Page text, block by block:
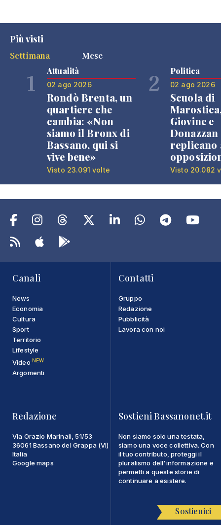
Più visti
Settimana
Mese
1 Attualità
02 ago 2026
Rondò Brenta, un
quartiere che
cambia: «Non
siamo il Bronx di
Bassano, qui si
vive bene»
Visto 23.091 volte
2 Politica
02 ago 2026
Scuola di
Giovine e
Donazzan
replicano
Visto 20.082
Canali
News
Economia
Cultura
Sport
Territorio
Lifestyle
Video NEW
Argomenti
Contatti
Gruppo
Redazione
Pubblicità
Lavora con noi
Redazione
Via Orazio Marinali, 51/53
36061 Bassano del Grappa (VI)
Italia
Google maps
Sostieni Bassanonet.it
Non siamo solo una testata,
siamo una voce collettiva. Con
il tuo contributo, proteggi il
pluralismo dell'informazione e
permetti a queste storie di
continuare a esistere.
Sostienici